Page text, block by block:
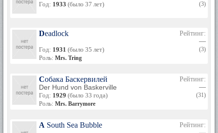
Год: 1933 (было 37 лет) (3)
Deadlock
Год: 1931 (было 35 лет)
Роль: Mrs. Tring
Рейтинг:
—
(3)
Собака Баскервилей
Der Hund von Baskerville
Год: 1929 (было 33 года)
Роль: Mrs. Barrymore
Рейтинг:
—
(31)
A South Sea Bubble
Рейтинг: